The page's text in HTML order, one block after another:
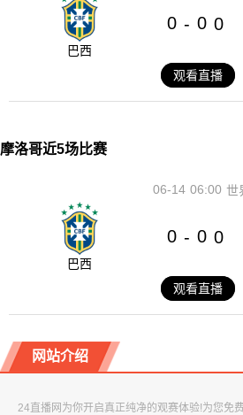
巴西
0 - 0 0
观看直播
摩洛哥近5场比赛
06:00
06-14 世
巴西
0 - 0 0
观看直播
网站介绍
24直播网为你开启真正纯净的观赛体验!为您免